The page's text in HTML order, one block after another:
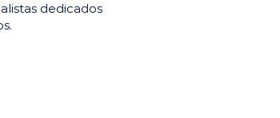
dedicados